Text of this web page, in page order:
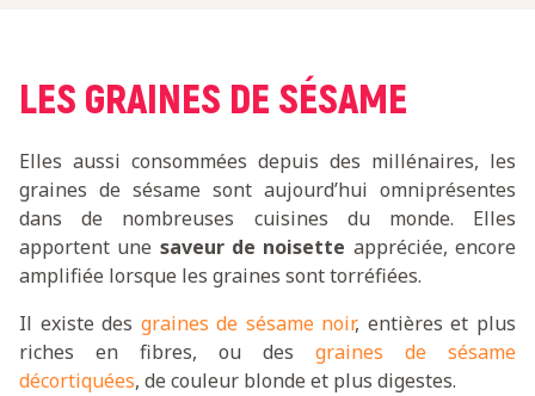
LES GRAINES DE SÉSAME
Elles aussi consommées depuis des millénaires, les
graines de sésame sont aujourd’hui omniprésentes
dans de nombreuses cuisines du monde. Elles
apportent une saveur de noisette appréciée, encore
amplifiée lorsque les graines sont torréfiées.
Il existe des graines de sésame noir, entières et plus
riches en fibres, ou des graines de sésame
décortiquées, de couleur blonde et plus digestes.